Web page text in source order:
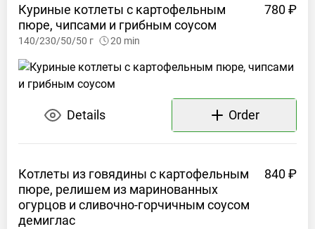
Куриные котлеты с картофельным
пюре, чипсами и грибным соусом
780 ₽
140/230/50/50 г 20 min
Details Order
Котлеты из говядины с картофельным
пюре, релишем из маринованных
огурцов и сливочно-горчичным соусом
демиглас
840 ₽